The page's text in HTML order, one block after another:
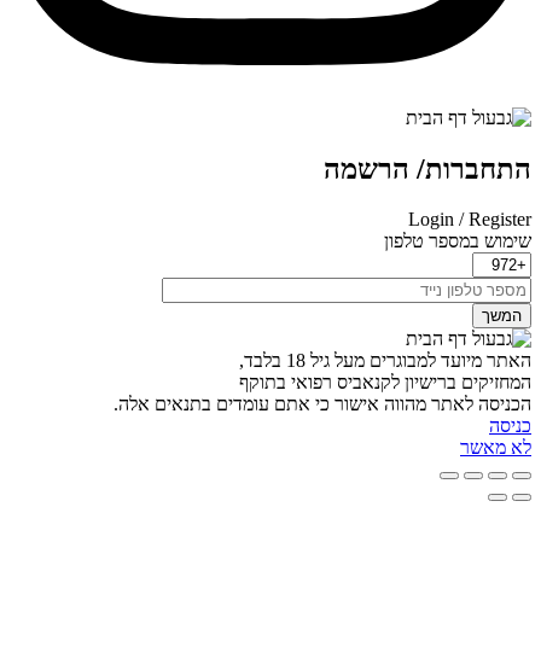
הרשמה
Login /
במספר טלפון
המשך
מיועד למבוגרים מעל גיל 18 בלבד,
ברישיון לקנאביס רפואי בתוקף
לאתר מהווה אישור כי אתם עומדים בתנאים אלה.
מאשר